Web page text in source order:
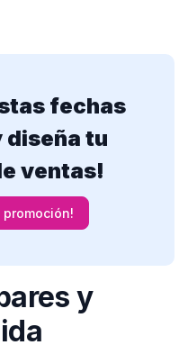
fechas
diseña tu
ventas!
promoción!
y